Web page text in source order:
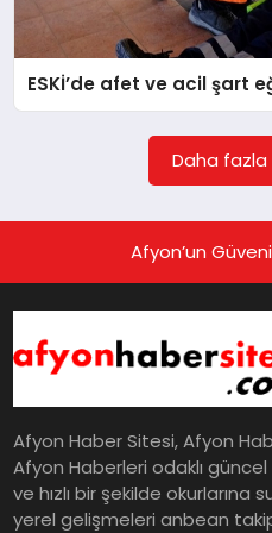
EKONOMI
SAĞLIK
SPOR
ESKİ’de afet ve acil şart
Daha fazla
Afyon’un
Afyon Haber Sitesi, Afyon
Afyon Haberleri odaklı
ve hızlı bir şekilde okurlarına
yerel gelişmeleri anbean